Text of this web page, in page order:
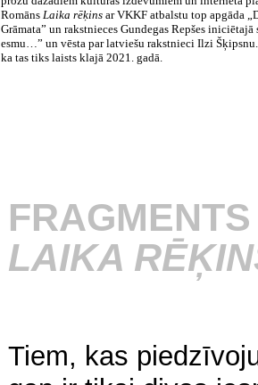
Romāns Laika rēķinsar VKKF atbalstu top apgāda
Grāmata” un rakstnieces Gundegas Repšes iniciētajā
esmu…” un vēsta par latviešu rakstnieci Ilzi Šķipsnu.
ka tas tiks laists klajā 2021. gadā.
LAIKA
Tiem, kas